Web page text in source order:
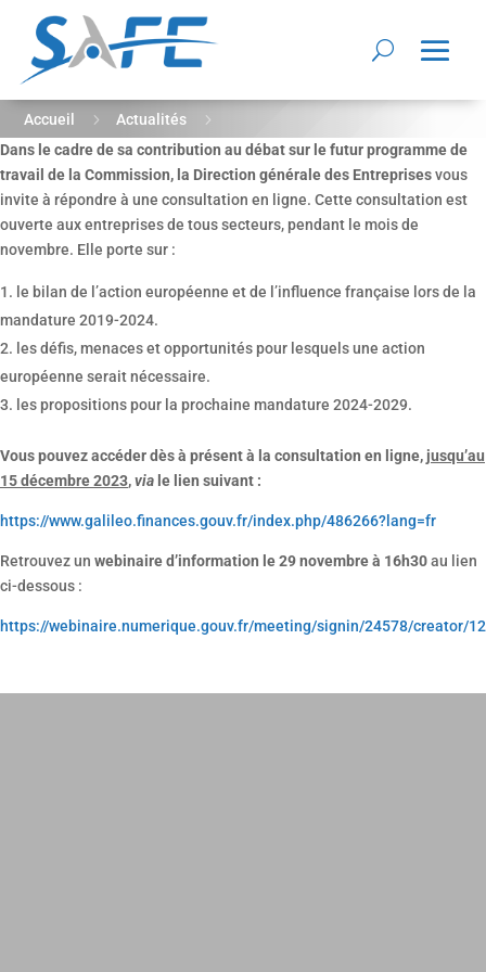
Accueil 5 Actualités 5
Consultation des entreprises dans le cadre des réflexions sur
la prochaine mandature européenne (2024-2029)
Dans le cadre de sa contribution au débat sur le futur programme de
travail de la Commission, la Direction générale des Entreprisesvous
invite à répondre à une consultation en ligne. Cette consultation est
ouverte aux entreprises de tous secteurs, pendant le mois de
novembre. Elle porte sur :
le bilan de l’action européenne et de l’influence française lors de la
mandature 2019-2024.
les défis, menaces et opportunités pour lesquels une action
européenne serait nécessaire.
les propositions pour la prochaine mandature 2024-2029.
Vous pouvez accéder dès à présent à la consultation en ligne, jusqu’au
15 décembre 2023,via le lien suivant :
https://www.galileo.finances.gouv.fr/index.php/486266?lang=fr
Retrouvez un webinaire d’information le 29 novembre à 16h30au lien
ci-dessous :
https://webinaire.numerique.gouv.fr/meeting/signin/24578/creator/